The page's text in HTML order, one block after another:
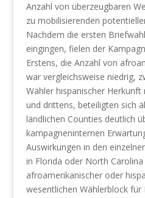
Anzahl von überzeugbaren
zu mobilisierenden
Nachdem die ersten
eingingen, fielen der
Erstens, die Anzahl von
war vergleichsweise niedrig,
Wähler hispanischer
und drittens, beteiligten sich
ländlichen Counties deutlich
kampagneninternen
Auswirkungen in den
in Florida oder North
afroamerikanischer oder
wesentlichen Wählerblock für